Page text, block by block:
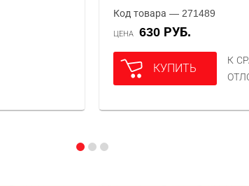
Код товара — 271489
ЦЕНА 630 РУБ.
КУПИТЬ
К